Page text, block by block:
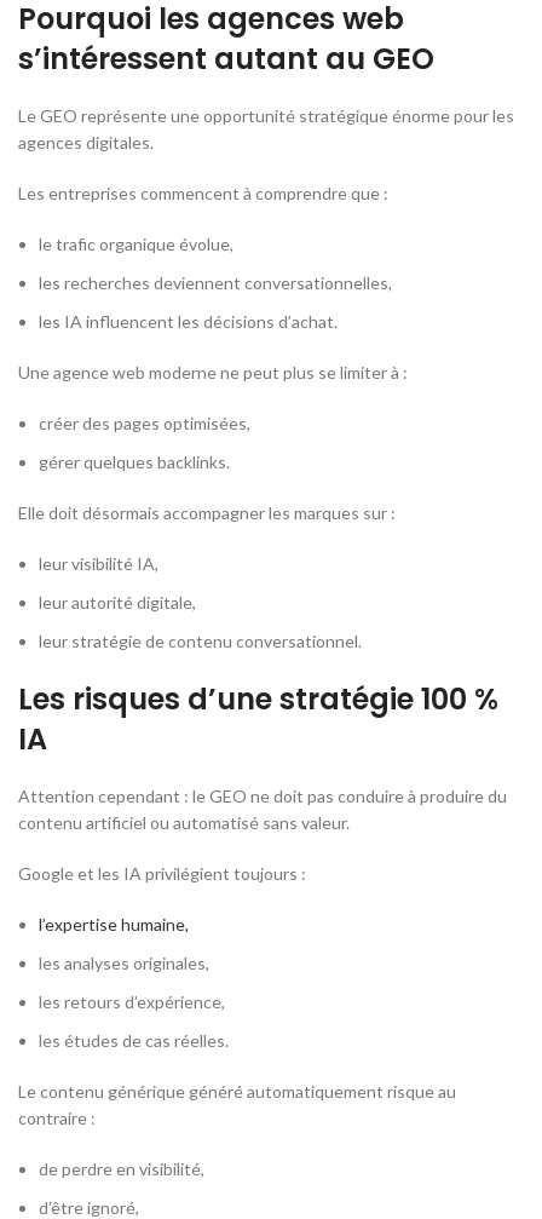
Pourquoi les agences web
s’intéressent autant au GEO
Le GEO représente une opportunité stratégique énorme pour les
agences digitales.
Les entreprises commencent à comprendre que :
le trafic organique évolue,
les recherches deviennent conversationnelles,
les IA influencent les décisions d’achat.
Une agence web moderne ne peut plus se limiter à :
créer des pages optimisées,
gérer quelques backlinks.
Elle doit désormais accompagner les marques sur :
leur visibilité IA,
leur autorité digitale,
leur stratégie de contenu conversationnel.
Les risques d’une stratégie 100 %
IA
Attention cependant : le GEO ne doit pas conduire à produire du
contenu artificiel ou automatisé sans valeur.
Google et les IA privilégient toujours :
l’expertise humaine,
les analyses originales,
les retours d’expérience,
les études de cas réelles.
Le contenu générique généré automatiquement risque au
contraire :
de perdre en visibilité,
d’être ignoré,